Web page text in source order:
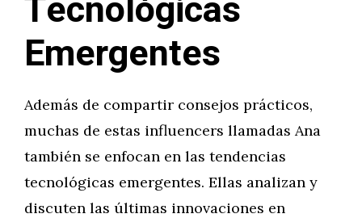
Emergentes
Además de compartir consejos prácticos,
muchas de estas influencers llamadas Ana
también se enfocan en las tendencias
tecnológicas emergentes. Ellas analizan y
discuten las últimas innovaciones en